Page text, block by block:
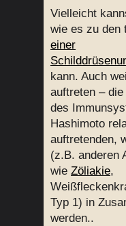
Vielleicht
wie es zu den
einer
kann. Auch
auftreten –
des
Hashimoto
auftretenden,
(z.B. anderen
wie Zöliakie,
Typ 1) in
werden..